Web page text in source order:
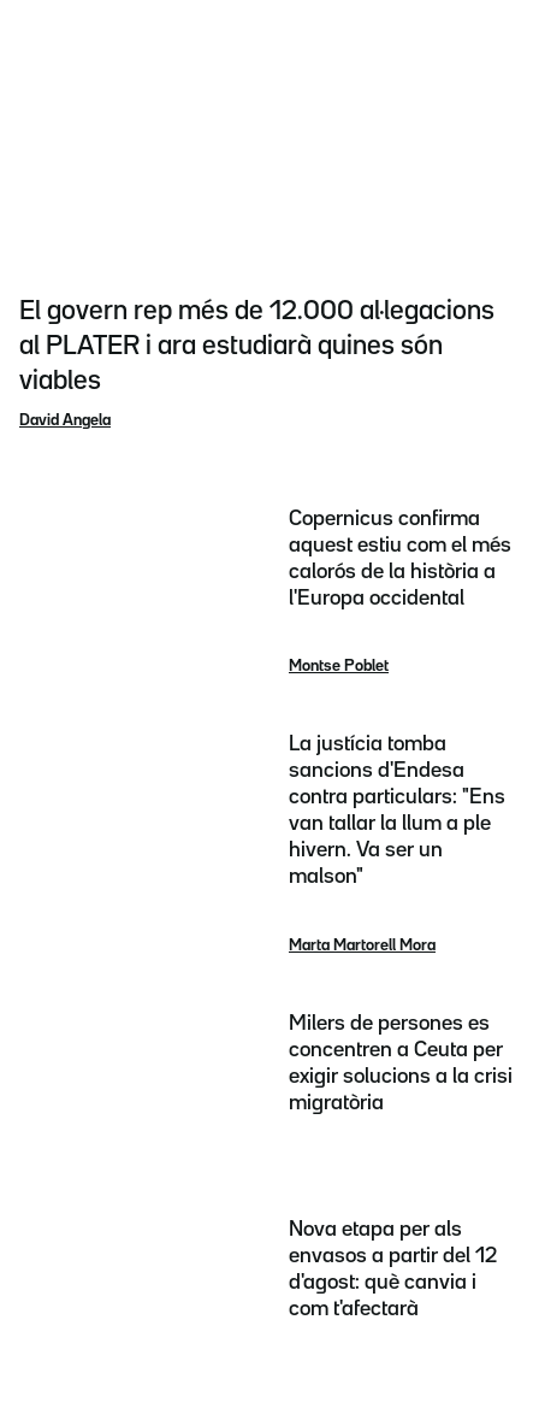
El govern rep més de 12.000 al·legacions
al PLATER i ara estudiarà quines són
viables
David Angela
Copernicus confirma
aquest estiu com el més
calorós de la història a
l'Europa occidental
Montse Poblet
La justícia tomba
sancions d'Endesa
contra particulars: "Ens
van tallar la llum a ple
hivern. Va ser un
malson"
Marta Martorell Mora
Milers de persones es
concentren a Ceuta per
exigir solucions a la crisi
migratòria
Nova etapa per als
envasos a partir del 12
d'agost: què canvia i
com t'afectarà